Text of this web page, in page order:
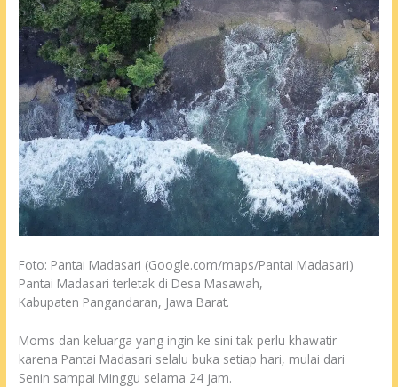
Foto: Pantai Madasari (Google.com/maps/Pantai Madasari)
Pantai Madasari terletak di Desa Masawah,
Kabupaten Pangandaran, Jawa Barat.
Moms dan keluarga yang ingin ke sini tak perlu khawatir
karena Pantai Madasari selalu buka setiap hari, mulai dari
Senin sampai Minggu selama 24 jam.